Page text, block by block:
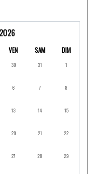
VEN SAM DIM
30 31 1
6 7 8
13 14 15
20 21 22
27 28 29